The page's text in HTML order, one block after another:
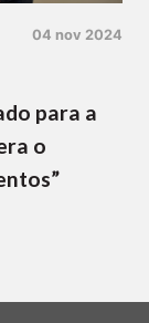
04 nov 2024
para a
o